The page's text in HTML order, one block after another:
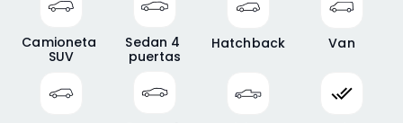
Camioneta
SUV
Sedan 4
puertas
Hatchback Van